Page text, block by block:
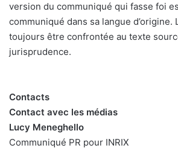
version du communiqué qui fasse foi
communiqué dans sa langue d’origine.
toujours être confrontée au texte
jurisprudence.
Contacts
Contact avec les médias
Lucy Meneghello
Communiqué PR pour INRIX